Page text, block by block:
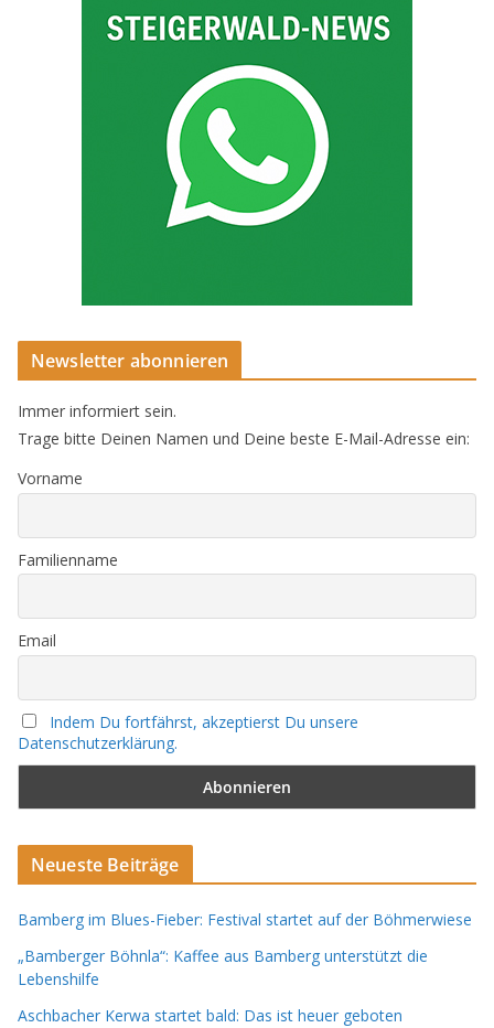
Newsletter abonnieren
Immer informiert sein.
Trage bitte Deinen Namen und Deine beste E-Mail-Adresse ein:
Vorname
Familienname
Email
Indem Du fortfährst, akzeptierst Du unsere
Datenschutzerklärung.
Neueste Beiträge
Bamberg im Blues-Fieber: Festival startet auf der Böhmerwiese
„Bamberger Böhnla“: Kaffee aus Bamberg unterstützt die
Lebenshilfe
Aschbacher Kerwa startet bald: Das ist heuer geboten